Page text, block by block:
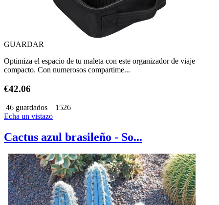
GUARDAR
Optimiza el espacio de tu maleta con este organizador de viaje
compacto. Con numerosos compartime...
€42.06
46 guardados
1526
Echa un vistazo
Cactus azul brasileño - So...